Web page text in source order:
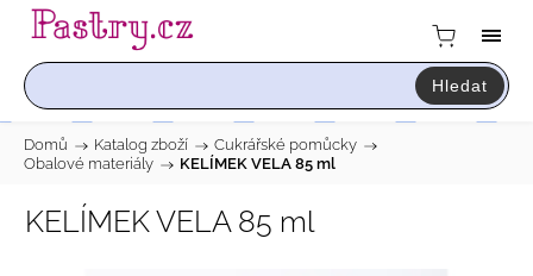
Hledat
Domů / Katalog zboží / Cukrářské pomůcky /
Obalové materiály / KELÍMEK VELA 85 ml
KELÍMEK VELA 85 ml